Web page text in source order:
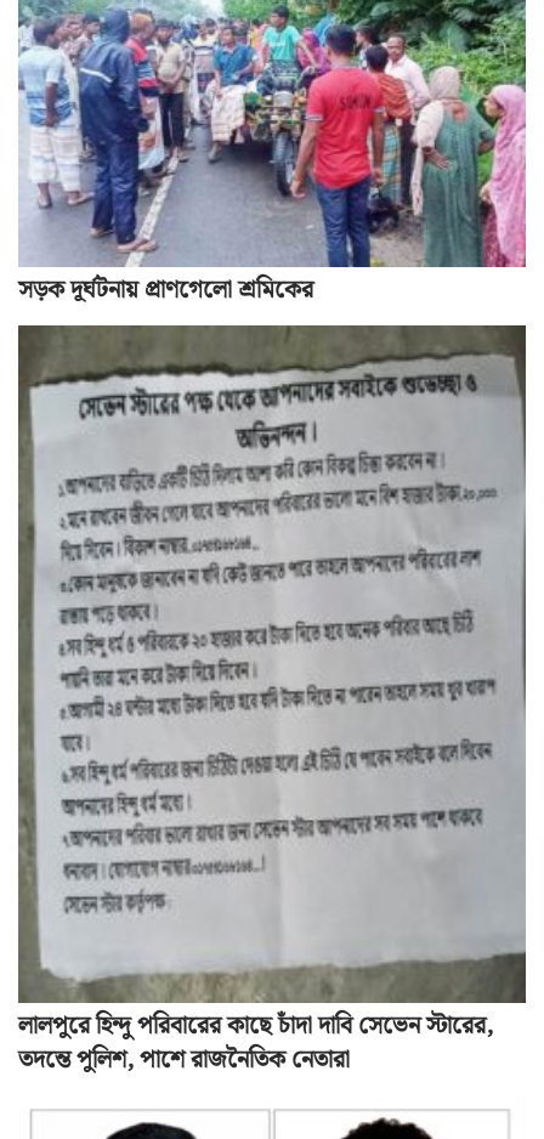
সড়ক দূর্ঘটনায় প্রাণগেলো শ্রমিকের
লালপুরে হিন্দু পরিবারের কাছে চাঁদা দাবি সেভেন স্টারের,
তদন্তে পুলিশ, পাশে রাজনৈতিক নেতারা